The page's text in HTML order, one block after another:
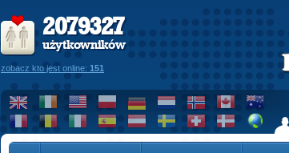
2079327
użytkowników
zobacz kto jest online: 151